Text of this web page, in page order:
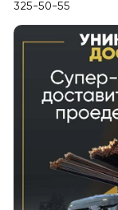
325-50-55